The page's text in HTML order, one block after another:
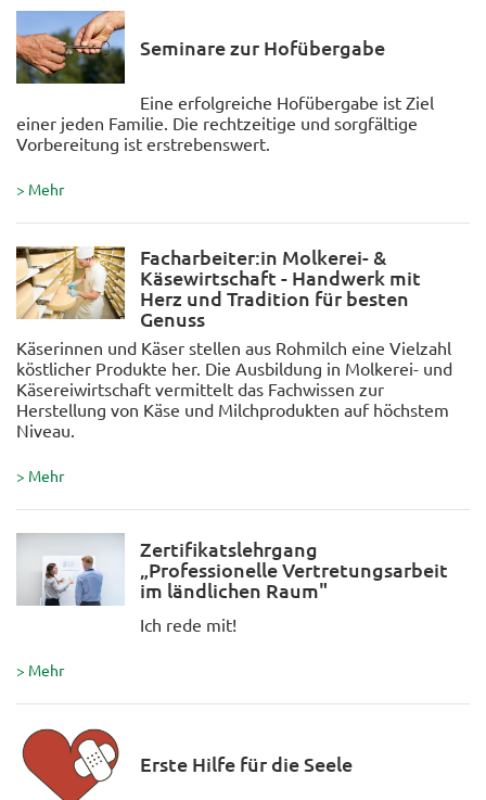
Seminare zur Hofübergabe
Eine erfolgreiche Hofübergabe ist Ziel
einer jeden Familie. Die rechtzeitige und sorgfältige
Vorbereitung ist erstrebenswert.
> Mehr
Facharbeiter:in Molkerei- &
Käsewirtschaft - Handwerk mit
Herz und Tradition für besten
Genuss
Käserinnen und Käser stellen aus Rohmilch eine Vielzahl
köstlicher Produkte her. Die Ausbildung in Molkerei- und
Käsereiwirtschaft vermittelt das Fachwissen zur
Herstellung von Käse und Milchprodukten auf höchstem
Niveau.
> Mehr
Zertifikatslehrgang
„Professionelle Vertretungsarbeit
im ländlichen Raum"
Ich rede mit!
> Mehr
Erste Hilfe für die Seele